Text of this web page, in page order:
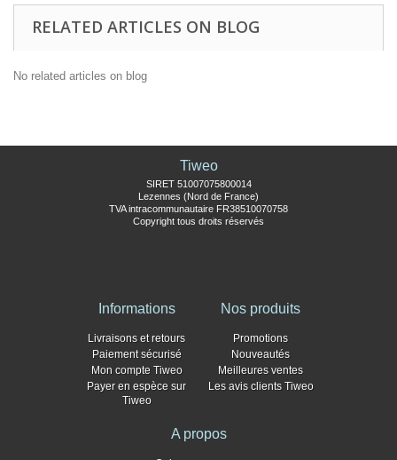
RELATED ARTICLES ON BLOG
No related articles on blog
Tiweo
SIRET 51007075800014
Lezennes (Nord de France)
TVA intracommunautaire FR38510070758
Copyright tous droits réservés
Informations
Livraisons et retours
Paiement sécurisé
Mon compte Tiweo
Payer en espèce sur
Tiweo
Nos produits
Promotions
Nouveautés
Meilleures ventes
Les avis clients Tiweo
A propos